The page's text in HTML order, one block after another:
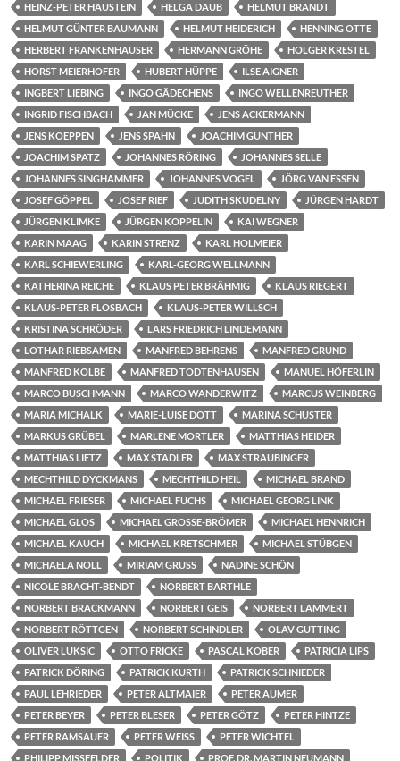
HEINZ-PETER HAUSTEIN
HELGA DAUB
HELMUT BRANDT
HELMUT GÜNTER BAUMANN
HELMUT HEIDERICH
HENNING OTTE
HERBERT FRANKENHAUSER
HERMANN GRÖHE
HOLGER KRESTEL
HORST MEIERHOFER
HUBERT HÜPPE
ILSE AIGNER
INGBERT LIEBING
INGO GÄDECHENS
INGO WELLENREUTHER
INGRID FISCHBACH
JAN MÜCKE
JENS ACKERMANN
JENS KOEPPEN
JENS SPAHN
JOACHIM GÜNTHER
JOACHIM SPATZ
JOHANNES RÖRING
JOHANNES SELLE
JOHANNES SINGHAMMER
JOHANNES VOGEL
JÖRG VAN ESSEN
JOSEF GÖPPEL
JOSEF RIEF JUDITH SKUDELNY
JÜRGEN HARDT
JÜRGEN KLIMKE
JÜRGEN KOPPELIN
KAI WEGNER
KARIN MAAG
KARIN STRENZ
KARL HOLMEIER
KARL SCHIEWERLING
KARL-GEORG WELLMANN
KATHERINA REICHE
KLAUS PETER BRÄHMIG
KLAUS RIEGERT
KLAUS-PETER FLOSBACH
KLAUS-PETER WILLSCH
KRISTINA SCHRÖDER
LARS FRIEDRICH LINDEMANN
LOTHAR RIEBSAMEN
MANFRED BEHRENS
MANFRED GRUND
MANFRED KOLBE
MANFRED TODTENHAUSEN
MANUEL HÖFERLIN
MARCO BUSCHMANN
MARCO WANDERWITZ
MARCUS WEINBERG
MARIA MICHALK
MARIE-LUISE DÖTT
MARINA SCHUSTER
MARKUS GRÜBEL
MARLENE MORTLER
MATTHIAS HEIDER
MATTHIAS LIETZ
MAX STADLER
MAX STRAUBINGER
MECHTHILD DYCKMANS
MECHTHILD HEIL
MICHAEL BRAND
MICHAEL FRIESER
MICHAEL FUCHS
MICHAEL GEORG LINK
MICHAEL GLOS
MICHAEL GROSSE-BRÖMER
MICHAEL HENNRICH
MICHAEL KAUCH
MICHAEL KRETSCHMER
MICHAEL STÜBGEN
MICHAELA NOLL
MIRIAM GRUSS
NADINE SCHÖN
NICOLE BRACHT-BENDT
NORBERT BARTHLE
NORBERT BRACKMANN
NORBERT GEIS
NORBERT LAMMERT
NORBERT RÖTTGEN
NORBERT SCHINDLER
OLAV GUTTING
OLIVER LUKSIC
OTTO FRICKE PASCAL KOBER
PATRICIA LIPS
PATRICK DÖRING
PATRICK KURTH
PATRICK SCHNIEDER
PAUL LEHRIEDER
PETER ALTMAIER
PETER AUMER
PETER BEYER
PETER BLESER PETER GÖTZ
PETER HINTZE
PETER RAMSAUER
PETER WEISS
PETER WICHTEL
PHILIPP MISSFELDER
POLITIK PROF. DR. MARTIN NEUMANN